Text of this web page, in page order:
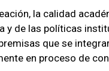
la calidad
y de las políticas
que se
en proceso de